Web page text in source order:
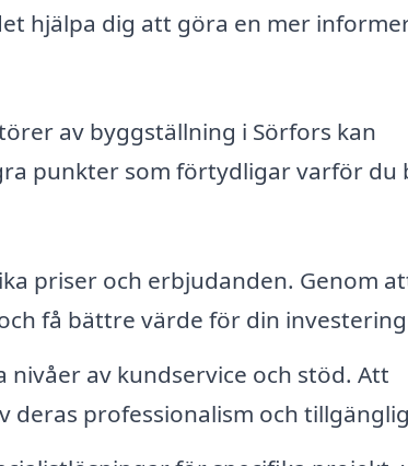
hjälpa dig att göra en mer
av byggställning i Sörfors kan
punkter som förtydligar varför du
priser och erbjudanden. Genom
få bättre värde för din
av kundservice och stöd. Att
professionalism och